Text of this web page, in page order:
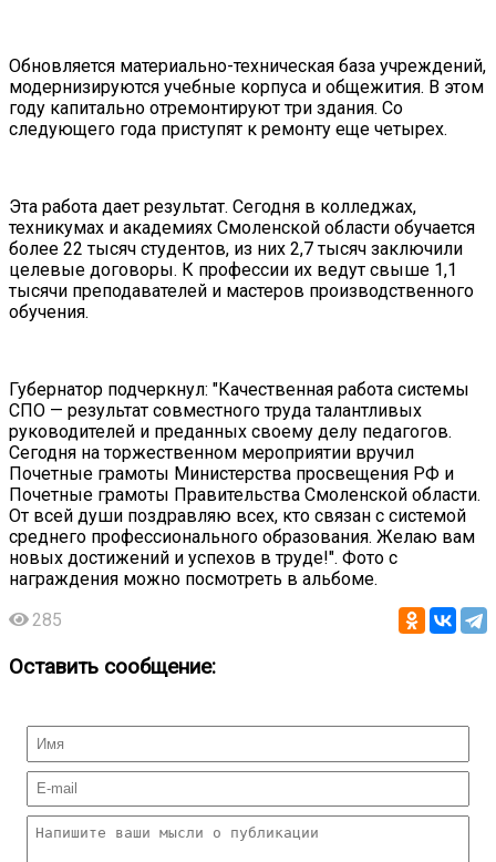
Обновляется материально-техническая база учреждений,
модернизируются учебные корпуса и общежития. В этом
году капитально отремонтируют три здания. Со
следующего года приступят к ремонту еще четырех.
Эта работа дает результат. Сегодня в колледжах,
техникумах и академиях Смоленской области обучается
более 22 тысяч студентов, из них 2,7 тысяч заключили
целевые договоры. К профессии их ведут свыше 1,1
тысячи преподавателей и мастеров производственного
обучения.
Губернатор подчеркнул: "Качественная работа системы
СПО — результат совместного труда талантливых
руководителей и преданных своему делу педагогов.
Сегодня на торжественном мероприятии вручил
Почетные грамоты Министерства просвещения РФ и
Почетные грамоты Правительства Смоленской области.
От всей души поздравляю всех, кто связан с системой
среднего профессионального образования. Желаю вам
новых достижений и успехов в труде!". Фото с
награждения можно посмотреть в альбоме.
285
Оставить сообщение: